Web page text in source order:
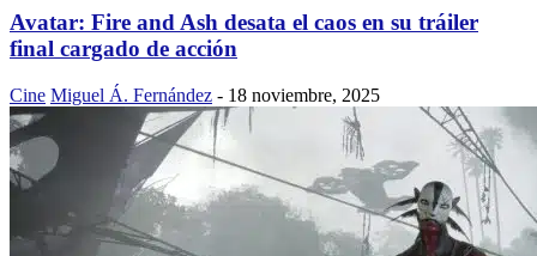
Avatar: Fire and Ash desata el caos en su tráiler
final cargado de acción
Cine Miguel Á. Fernández - 18 noviembre, 2025